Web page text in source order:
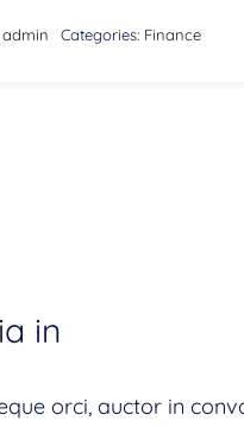
admin Categories: Finance
in
orci, auctor in